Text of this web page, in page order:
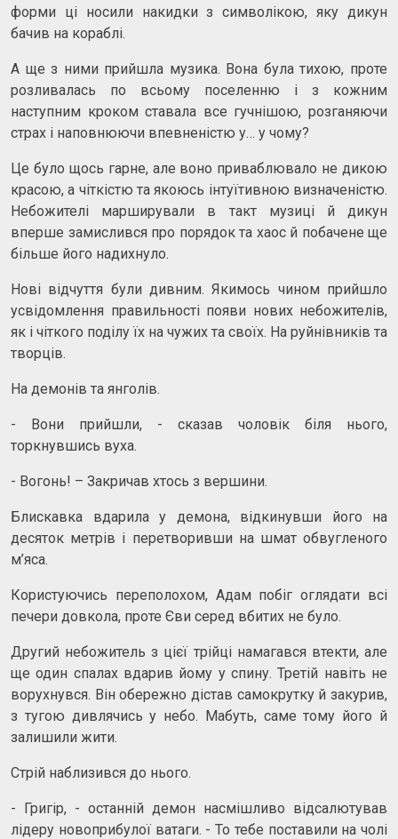
форми ці носили накидки з символікою, яку дикун
бачив на кораблі.
А ще з ними прийшла музика. Вона була тихою, проте
розливалась по всьому поселенню і з кожним
наступним кроком ставала все гучнішою, розганяючи
страх і наповнюючи впевненістю у… у чому?
Це було щось гарне, але воно приваблювало не дикою
красою, а чіткістю та якоюсь інтуїтивною визначеністю.
Небожителі марширували в такт музиці й дикун
вперше замислився про порядок та хаос й побачене ще
більше його надихнуло.
Нові відчуття були дивним. Якимось чином прийшло
усвідомлення правильності появи нових небожителів,
як і чіткого поділу їх на чужих та своїх. На руйнівників та
творців.
На демонів та янголів.
- Вони прийшли, - сказав чоловік біля нього,
торкнувшись вуха.
- Вогонь! – Закричав хтось з вершини.
Блискавка вдарила у демона, відкинувши його на
десяток метрів і перетворивши на шмат обвугленого
м’яса.
Користуючись переполохом, Адам побіг оглядати всі
печери довкола, проте Єви серед вбитих не було.
Другий небожитель з цієї трійці намагався втекти, але
ще один спалах вдарив йому у спину. Третій навіть не
ворухнувся. Він обережно дістав самокрутку й закурив,
з тугою дивлячись у небо. Мабуть, саме тому його й
залишили жити.
Стрій наблизився до нього.
- Григір, - останній демон насмішливо відсалютував
лідеру новоприбулої ватаги. - То тебе поставили на чолі